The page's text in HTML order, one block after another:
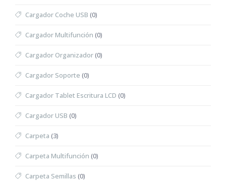
Cargador Coche USB (0)
Cargador Multifunción (0)
Cargador Organizador(0)
Cargador Soporte (0)
Cargador Tablet Escritura LCD (0)
Cargador USB (0)
Carpeta (3)
Carpeta Multifunción (0)
Carpeta Semillas (0)